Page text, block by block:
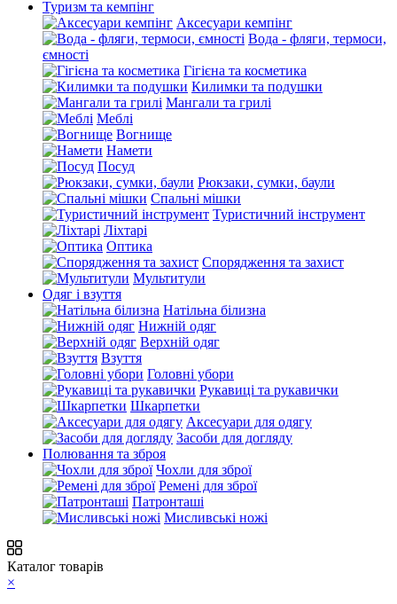
Туризм та кемпінг
Аксесуари кемпінг
Вода - фляги, термоси,
ємності
Гігієна та косметика
Килимки та подушки
Мангали та грилі
Меблі
Вогнище
Намети
Посуд
Рюкзаки, сумки, баули
Спальні мішки
Туристичний інструмент
Ліхтарі
Оптика
Спорядження та захист
Мультитули
Одяг і взуття
Натільна білизна
Нижній одяг
Верхній одяг
Взуття
Головні убори
Рукавиці та рукавички
Шкарпетки
Аксесуари для одягу
Засоби для догляду
Полювання та зброя
Чохли для зброї
Ремені для зброї
Патронташі
Мисливські ножі
Каталог товарів
×